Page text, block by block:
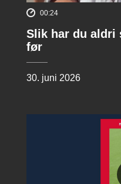
00:24
Slik har du aldri
før
30. juni 2026